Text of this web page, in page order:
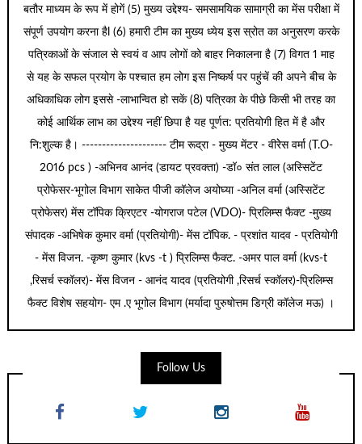
बतौर माध्यम के रूप में होगें (5) मुख्य उद्देश्य- समसामयिक सामाग्री का मेंस परीक्षा में
संपूर्ण उपयोग करना हैl (6) हमारी टीम का मुख्य ध्येय इस स्रोत का अनुसरण करके
पत्रिकाओं के संजाल से स्वयं व आप लोगों को बाहर निकालना है (7) विगत 1 माह
से यह के सफल प्रयोग के पश्चात हम लोग इस निष्कर्ष पर पहुंचें की अपने बीच के
अधिकाधिक लोग इससे -लाभान्वित हो सकें (8) पत्रिका के पीछे किसी भी तरह का
कोई आर्थिक लाभ का उद्देश्य नहीं छिपा है यह पूर्णत: प्रतियोगी हित में है और
नि:शुल्क है। --------------------- टीम रूद्रा - मुख्य मेंटर - वीरेेस वर्मा (T.O-
2016 pcs ) -अभिनव आनंद (डायट प्रवक्ता) -डॉ० संत लाल (अस्सिटेंट
प्रोफेसर-भूगोल विभाग साकेत पीजी कॉलेज अयोघ्या -अनिल वर्मा (अस्सिटेंट
प्रोफेसर) मेंस टॉपिक क्रिएटर -योगराज पटेल (VDO)- प्रिलिम्स फैक्ट -मुख्य
संपादक -अभिषेक कुमार वर्मा (प्रतियोगी)- मेंस टॉपिक. - प्रशांत यादव - प्रतियोगी
- मेंस विजन. -कृष्ण कुमार (kvs -t ) प्रिलिम्स फैक्ट. -अमर पाल वर्मा (kvs-t
,रिसर्च स्कॉलर)- मेंस विजन - आनंद यादव (प्रतियोगी ,रिसर्च स्कॉलर)-प्रिलिम्स
फैक्ट विशेष सहयोग- एम .ए भूगोल विभाग (मर्यादा पुरुषोत्तम डिग्री कॉलेज मऊ) ।
Follow Us